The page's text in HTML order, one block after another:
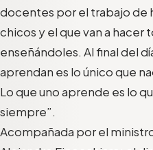
docentes por el trabajo de
chicos y el que van a hacer
enseñándoles. Al final del
aprendan es lo único que
Lo que uno aprende es lo
siempre”.
Acompañada por el